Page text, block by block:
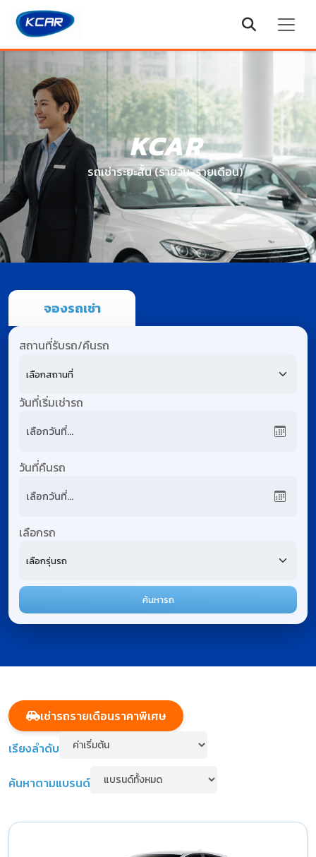
KCAR
รถเช่าระยะสั้น (รายวัน-รายเดือน)
จองรถเช่า
สถานที่รับรถ/คืนรถ
เลือกสถานที่
วันที่เริ่มเช่ารถ
วันที่คืนรถ
เลือกรถ
เลือกรุ่นรถ
ค้นหารถ
เช่ารถรายเดือนราคาพิเศษ
เรียงลำดับ
ค้นหาตามแบรนด์